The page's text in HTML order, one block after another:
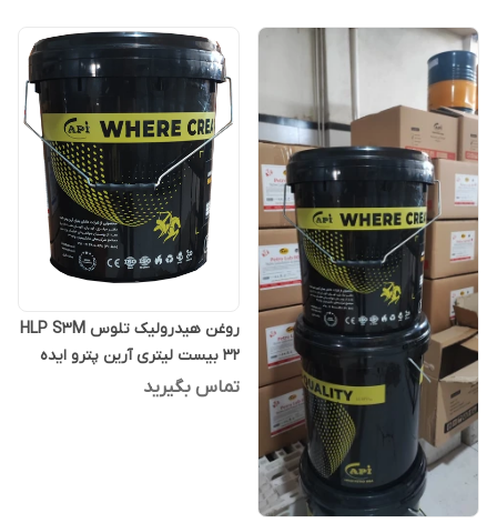
روغن هیدرولیک تلوس HLP S3M
32 بیست لیتری آرین پترو ایده
تماس بگیرید